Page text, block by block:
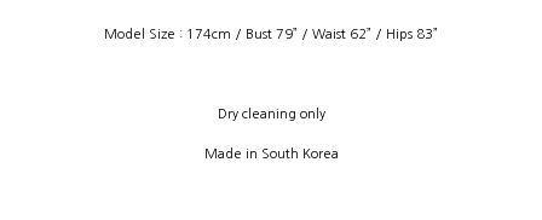
Model Size : 174cm / Bust 79” / Waist 62” / Hips 83”
Dry cleaning only
Made in South Korea